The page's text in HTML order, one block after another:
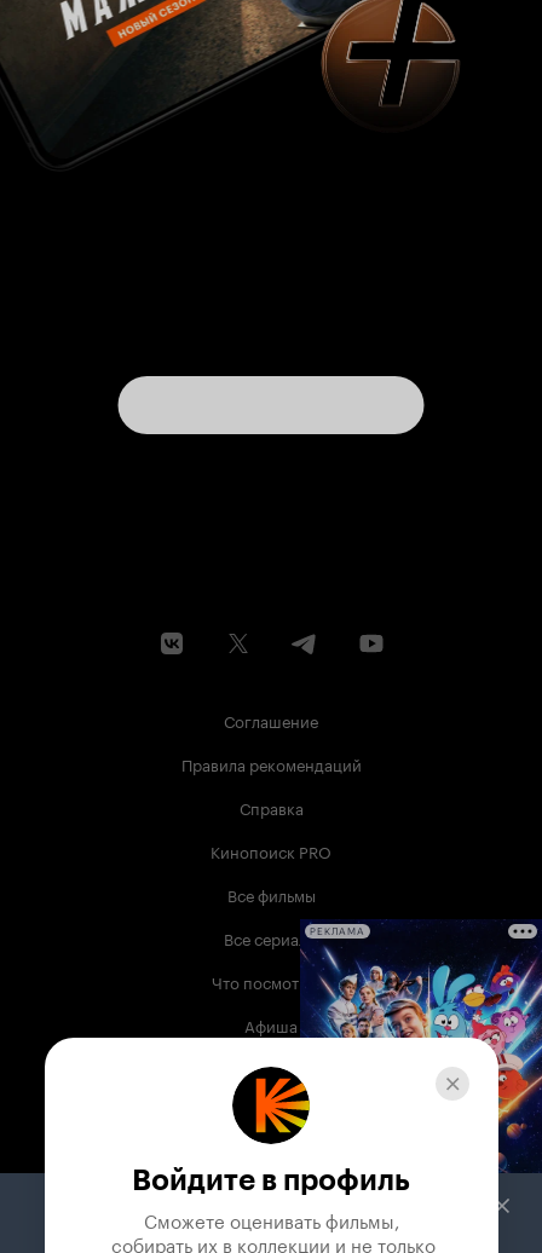
Соглашение
Правила рекомендаций
Справка
Кинопоиск PRO
Все фильмы
Все сериалы
Что посмотреть
Афиша
Музыка
Телепрограмма
Служба поддержки
РЕКЛАМА
Войдите в профиль
Сможете оценивать фильмы,
собирать их в коллекции и не только